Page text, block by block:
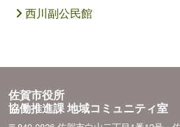
西川副公民館
佐賀市役所
協働推進課 地域コミュニティ室